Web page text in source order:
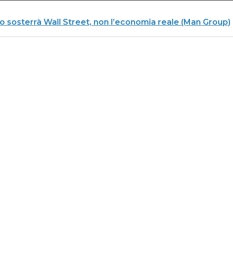
sosterrà Wall Street, non l’economia reale (Man Group)